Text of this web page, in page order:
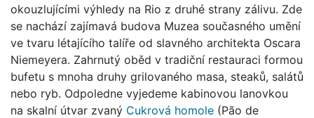
okouzlujícími výhledy na Rio z druhé strany zálivu. Zde
se nachází zajímavá budova Muzea současného umění
ve tvaru létajícího talíře od slavného architekta Oscara
Niemeyera. Zahrnutý oběd v tradiční restauraci formou
bufetu s mnoha druhy grilovaného masa, steaků, salátů
nebo ryb. Odpoledne vyjedeme kabinovou lanovkou
na skalní útvar zvaný Cukrová homole (Pão de